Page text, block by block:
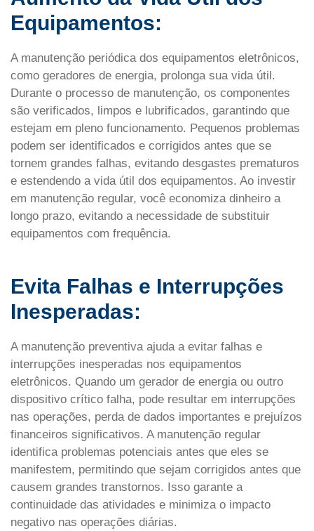
Equipamentos:
A manutenção periódica dos equipamentos eletrônicos,
como geradores de energia, prolonga sua vida útil.
Durante o processo de manutenção, os componentes
são verificados, limpos e lubrificados, garantindo que
estejam em pleno funcionamento. Pequenos problemas
podem ser identificados e corrigidos antes que se
tornem grandes falhas, evitando desgastes prematuros
e estendendo a vida útil dos equipamentos. Ao investir
em manutenção regular, você economiza dinheiro a
longo prazo, evitando a necessidade de substituir
equipamentos com frequência.
Evita Falhas e Interrupções
Inesperadas:
A manutenção preventiva ajuda a evitar falhas e
interrupções inesperadas nos equipamentos
eletrônicos. Quando um gerador de energia ou outro
dispositivo crítico falha, pode resultar em interrupções
nas operações, perda de dados importantes e prejuízos
financeiros significativos. A manutenção regular
identifica problemas potenciais antes que eles se
manifestem, permitindo que sejam corrigidos antes que
causem grandes transtornos. Isso garante a
continuidade das atividades e minimiza o impacto
negativo nas operações diárias.